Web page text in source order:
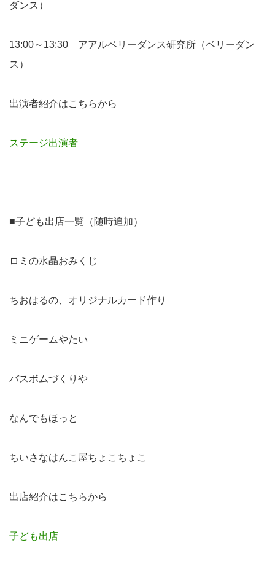
ダンス）
13:00～13:30 アアルベリーダンス研究所（ベリーダン
ス）
出演者紹介はこちらから
ステージ出演者
■子ども出店一覧（随時追加）
ロミの水晶おみくじ
ちおはるの、オリジナルカード作り
ミニゲームやたい
バスボムづくりや
なんでもほっと
ちいさなはんこ屋ちょこちょこ
出店紹介はこちらから
子ども出店